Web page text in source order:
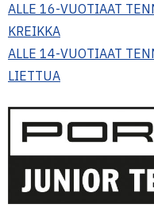
ALLE 16-VUOTIAAT
KREIKKA
ALLE 14-VUOTIAAT
LIETTUA